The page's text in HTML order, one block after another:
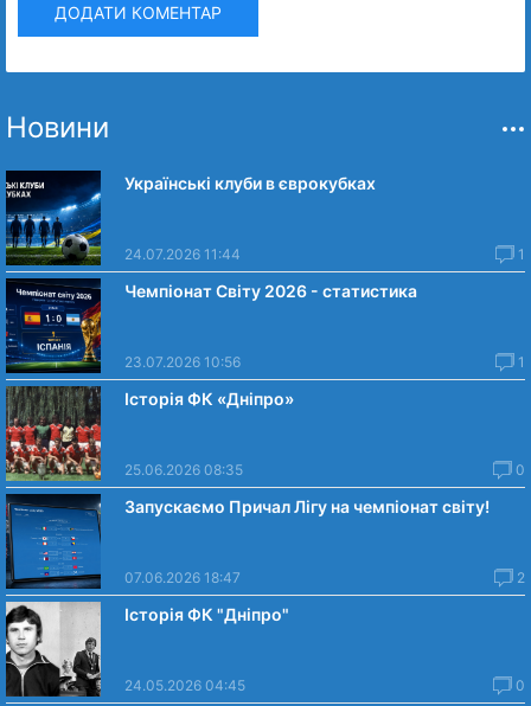
ДОДАТИ КОМЕНТАР
Новини
Українські клуби в єврокубках
24.07.2026 11:44 1
Чемпіонат Світу 2026 - статистика
23.07.2026 10:56 1
Історія ФК «Дніпро»
25.06.2026 08:35 0
Запускаємо Причал Лігу на чемпіонат світу!
07.06.2026 18:47 2
Історія ФК "Дніпро"
24.05.2026 04:45 0